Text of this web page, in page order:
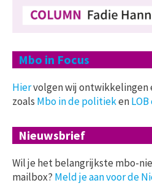
Mbo in Focus
Hiervolgen wij ontwikkelingen
zoals Mbo in de politieken
Nieuwsbrief
Wil je het belangrijkste mbo-
mailbox? Meld je aan voor de